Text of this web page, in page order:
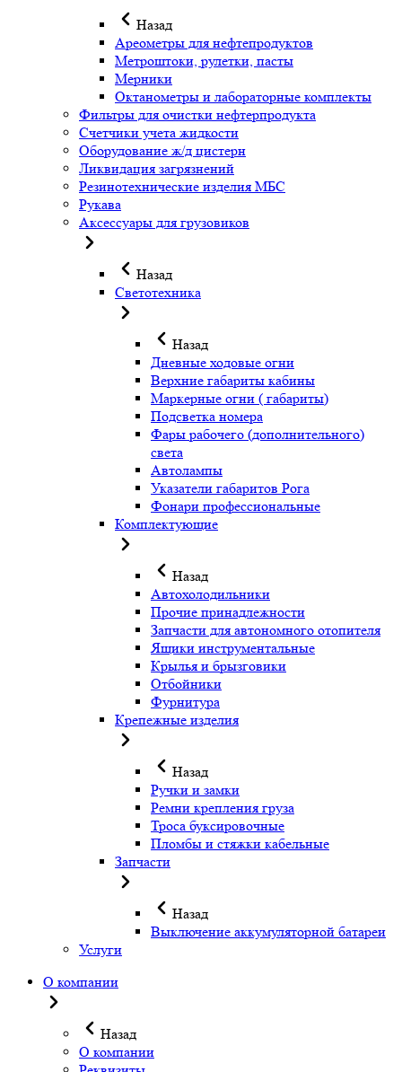
Назад
Ареометры для нефтепродуктов
Метроштоки, рулетки, пасты
Мерники
Октанометры и лабораторные комплекты
Фильтры для очистки нефтерпродукта
Счетчики учета жидкости
Оборудование ж/д цистерн
Ликвидация загрязнений
Резинотехнические изделия МБС
Рукава
Аксессуары для грузовиков
Назад
Светотехника
Назад
Дневные ходовые огни
Верхние габариты кабины
Маркерные огни ( габариты)
Подсветка номера
Фары рабочего (дополнительного)
света
Автолампы
Указатели габаритов Рога
Фонари профессиональные
Комплектующие
Назад
Автохолодильники
Прочие принадлежности
Запчасти для автономного отопителя
Ящики инструментальные
Крылья и брызговики
Отбойники
Фурнитура
Крепежные изделия
Назад
Ручки и замки
Ремни крепления груза
Троса буксировочные
Пломбы и стяжки кабельные
Запчасти
Назад
Выключение аккумуляторной батареи
Услуги
О компании
Назад
О компании